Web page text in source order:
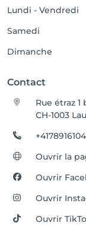
Lundi - Vendredi
Samedi
Dimanche
Contact
Rue étraz 1
CH-1003
Ouvrir la
Ouvrir
Ouvrir
Ouvrir